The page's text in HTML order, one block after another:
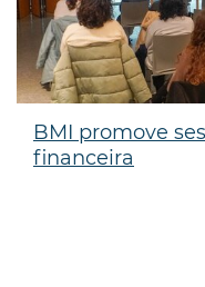
BMI promove
financeira